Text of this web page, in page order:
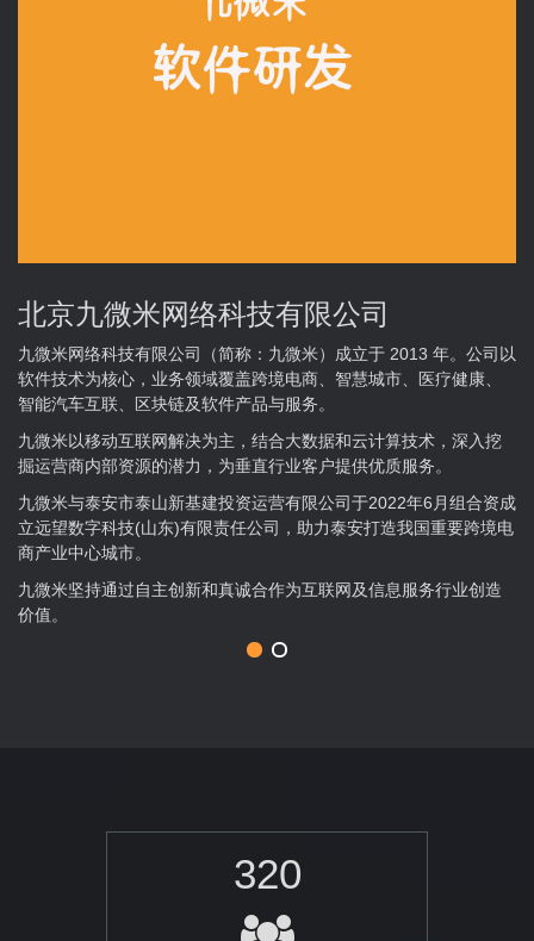
北京九微米网络科技有限公司
九微米网络科技有限公司（简称：九微米）成立于 2013 年。公司以
软件技术为核心，业务领域覆盖跨境电商、智慧城市、医疗健康、
智能汽车互联、区块链及软件产品与服务。
九微米以移动互联网解决为主，结合大数据和云计算技术，深入挖
掘运营商内部资源的潜力，为垂直行业客户提供优质服务。
九微米与泰安市泰山新基建投资运营有限公司于2022年6月组合资成
立远望数字科技(山东)有限责任公司，助力泰安打造我国重要跨境电
商产业中心城市。
九微米坚持通过自主创新和真诚合作为互联网及信息服务行业创造
价值。
320